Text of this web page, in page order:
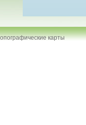
карты